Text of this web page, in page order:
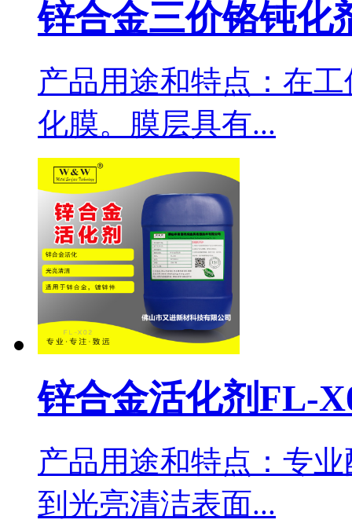
锌合金三价铬钝化
产品用途和特点：在
化膜。膜层具有...
锌合金活化剂FL-
产品用途和特点：专
到光亮清洁表面...